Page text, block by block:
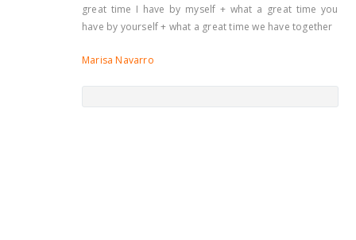
great time I have by myself + what a great time you
have by yourself + what a great time we have together
Marisa Navarro